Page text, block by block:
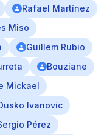
Rafael Martínez
Miso
Guillem Rubio
Bouziane
Mickael
Ivanovic
Pérez